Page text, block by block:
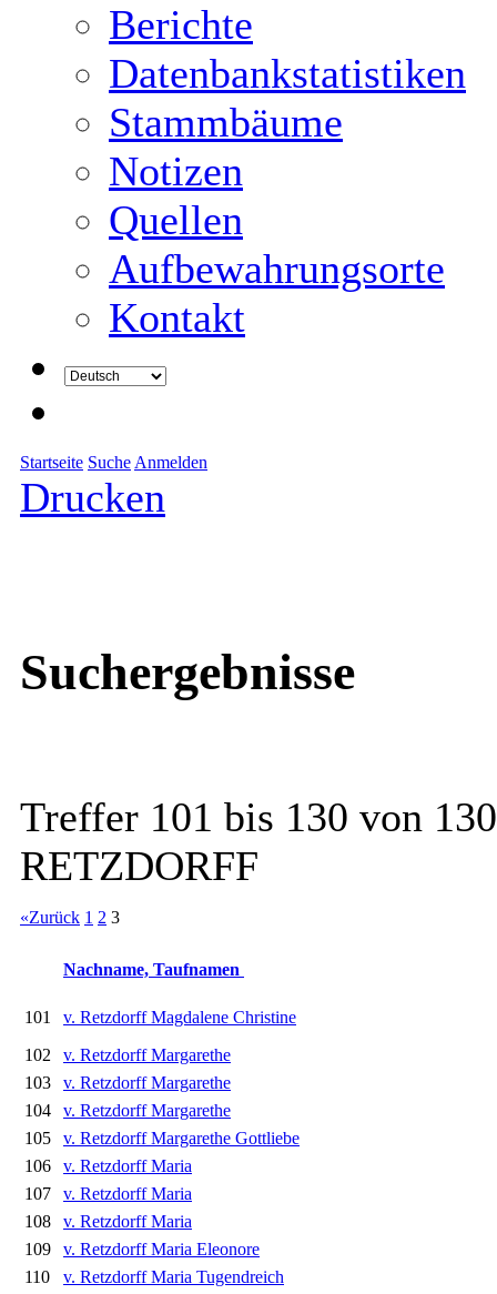
Berichte
Datenbankstatistiken
Stammbäume
Notizen
Quellen
Aufbewahrungsorte
Kontakt
Startseite Suche Anmelden
Drucken
Suchergebnisse
Treffer 101 bis 130 von
RETZDORFF
«Zurück 1 2 3
Nachname, Taufnamen
101 v. Retzdorff Magdalene Christine
102
v. Retzdorff Margarethe
103
v. Retzdorff Margarethe
104
v. Retzdorff Margarethe
105
v. Retzdorff Margarethe Gottliebe
106
v. Retzdorff Maria
107
v. Retzdorff Maria
108
v. Retzdorff Maria
109
v. Retzdorff Maria Eleonore
110
v. Retzdorff Maria Tugendreich